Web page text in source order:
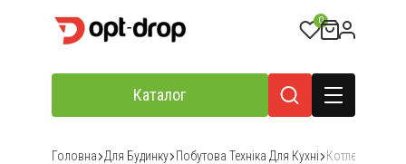
0
Каталог
Головна Для Будинку Побутова Техніка Для Кухні Котлетниці